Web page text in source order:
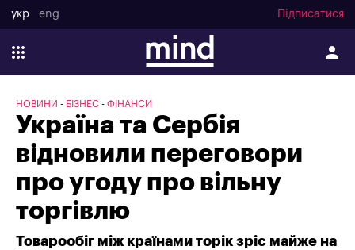
укр eng Підписатися
НОВИНИ БІЗНЕС ФІНАНСИ
Україна та Сербія
відновили переговори
про угоду про вільну
торгівлю
Товарообіг між країнами торік зріс майже на